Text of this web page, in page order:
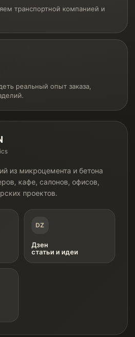
транспортной компанией и
реальный опыт заказа,
из микроцемента и бетона
кафе, салонов, офисов,
проектов.
DZ
Дзен
статьи и идеи